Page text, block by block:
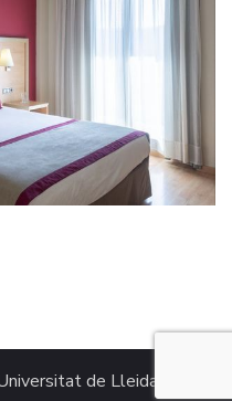
de Lleida.